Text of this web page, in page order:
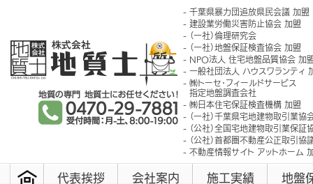
千葉県暴力団追放県民会議 加盟
建設業労働災害防止協会 加盟
（一社）倫理研究会
（一社）地盤保証検査協会 加盟
NPO法人 住宅地盤品質協会 加
一般社団法人 ハウスワランティ
㈱トーセ･フィールドサービス
指定地盤調査会社
㈱日本住宅保証検査機構 加盟
（一社）千葉県宅地建物取引業協
（公社）全国宅地建物取引業保証
（公社）首都圏不動産公正取引協
不動産情報サイト アットホーム
代表挨拶 会社案内 施工実績 地盤